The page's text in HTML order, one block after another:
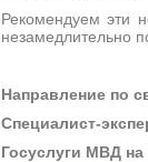
Рекомендуем эти
незамедлительно
Направление по
Специалист-
Госуслуги МВД